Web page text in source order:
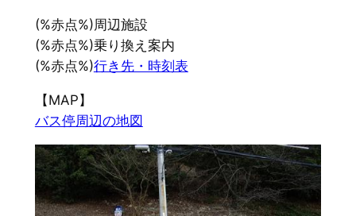
(%赤点%)周辺施設
(%赤点%)乗り換え案内
(%赤点%)行き先・時刻表
【MAP】
バス停周辺の地図